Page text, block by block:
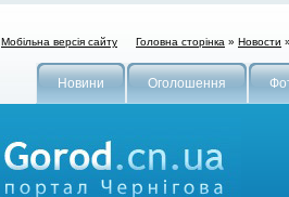
Мобільна версія сайту Головна сторінка » Новости
Новини Оголошення